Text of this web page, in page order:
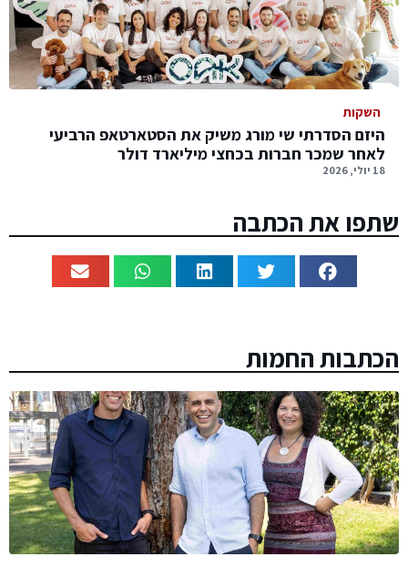
השקות
היזם הסדרתי שי מורג משיק את הסטארטאפ הרביעי
לאחר שמכר חברות בכחצי מיליארד דולר
18 יולי, 2026
שתפו את הכתבה
הכתבות החמות